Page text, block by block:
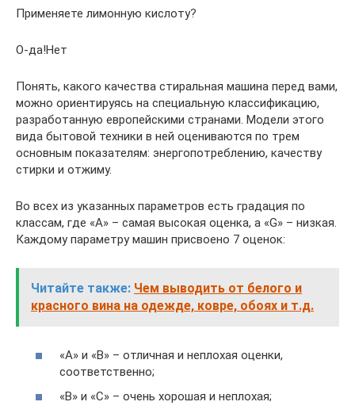
Применяете лимонную кислоту?
О-да!Нет
Понять, какого качества стиральная машина перед вами,
можно ориентируясь на специальную классификацию,
разработанную европейскими странами. Модели этого
вида бытовой техники в ней оцениваются по трем
основным показателям: энергопотреблению, качеству
стирки и отжиму.
Во всех из указанных параметров есть градация по
классам, где «А» – самая высокая оценка, а «G» – низкая.
Каждому параметру машин присвоено 7 оценок:
Читайте также: Чем выводить от белого и
красного вина на одежде, ковре, обоях и т.д.
«А» и «В» – отличная и неплохая оценки,
соответственно;
«В» и «С» – очень хорошая и неплохая;